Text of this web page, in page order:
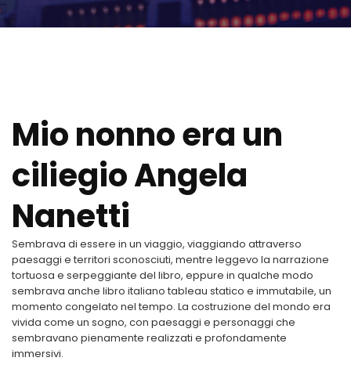
Mio nonno era un
ciliegio Angela
Nanetti
Sembrava di essere in un viaggio, viaggiando attraverso
paesaggi e territori sconosciuti, mentre leggevo la narrazione
tortuosa e serpeggiante del libro, eppure in qualche modo
sembrava anche libro italiano tableau statico e immutabile, un
momento congelato nel tempo. La costruzione del mondo era
vivida come un sogno, con paesaggi e personaggi che
sembravano pienamente realizzati e profondamente
immersivi.